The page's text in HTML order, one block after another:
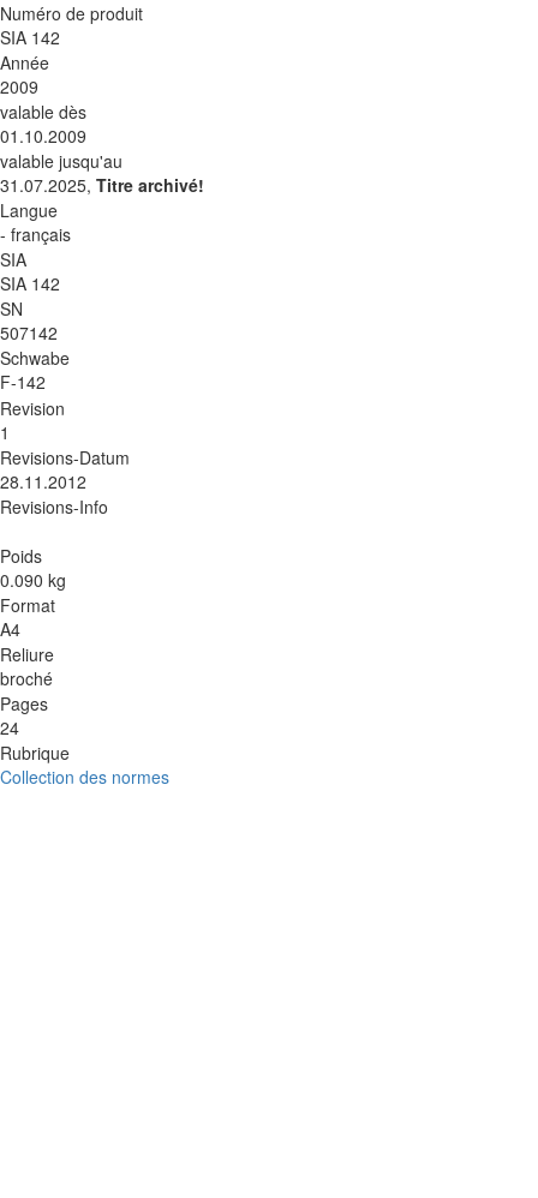
Numéro de produit
SIA 142
Année
2009
valable dès
01.10.2009
valable jusqu'au
31.07.2025, Titre archivé!
Langue
- français
SIA
SIA 142
SN
507142
Schwabe
F-142
Revision
1
Revisions-Datum
28.11.2012
Revisions-Info
Poids
0.090 kg
Format
A4
Reliure
broché
Pages
24
Rubrique
Collection des normes